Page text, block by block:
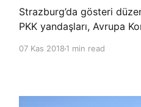
Strazburg’da gösteri
PKK yandaşları, Avrupa
girmeye çalıştığı, pol
07 Kas 20181 min read